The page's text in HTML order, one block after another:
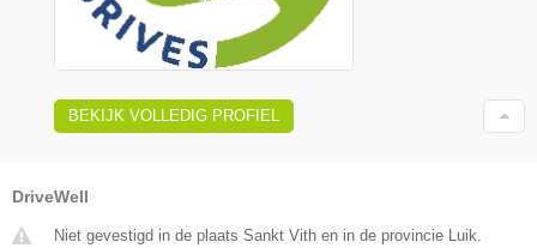
BEKIJK VOLLEDIG PROFIEL
DriveWell
Niet gevestigd in de plaats Sankt Vith en in de provincie Luik.